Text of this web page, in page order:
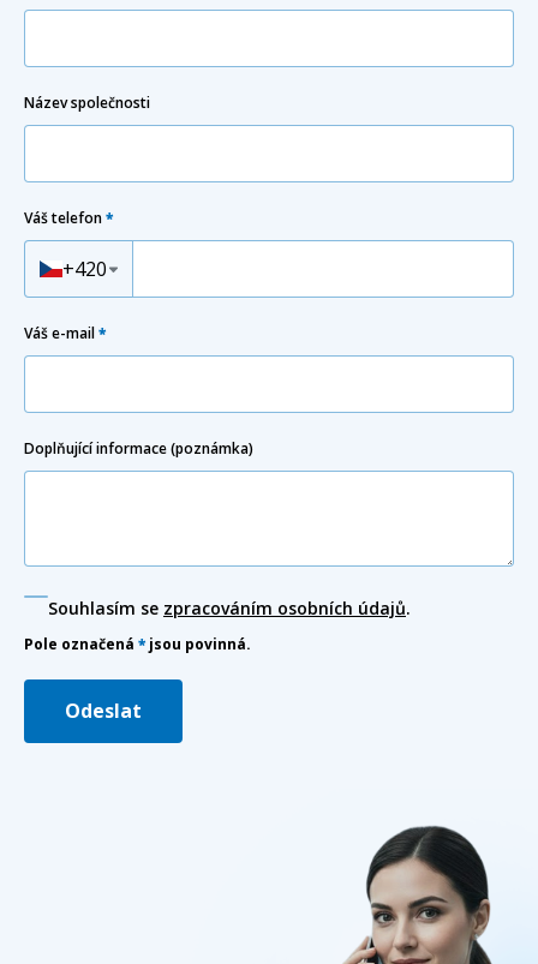
Název společnosti
Váš telefon*
+420
Váš e-mail*
Doplňující informace (poznámka)
Souhlasím se zpracováním osobních údajů.
Pole označená * jsou povinná.
Odeslat